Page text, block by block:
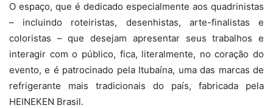
O espaço, que é dedicado especialmente aos quadrinistas
– incluindo roteiristas, desenhistas, arte-finalistas e
coloristas – que desejam apresentar seus trabalhos e
interagir com o público, fica, literalmente, no coração do
evento, e é patrocinado pela Itubaína, uma das marcas de
refrigerante mais tradicionais do país, fabricada pela
HEINEKEN Brasil.